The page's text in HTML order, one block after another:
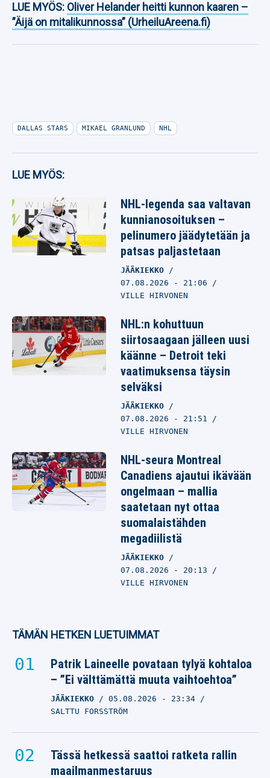
LUE MYÖS: Oliver Helander heitti kunnon kaaren –
”Äijä on mitalikunnossa” (UrheiluAreena.fi)
DALLAS STARS MIKAEL GRANLUND NHL
LUE MYÖS:
NHL-legenda saa valtavan
kunnianosoituksen –
pelinumero jäädytetään ja
patsas paljastetaan
JÄÄKIEKKO
07.08.2026 - 21:06
VILLE HIRVONEN
NHL:n kohuttuun
siirtosaagaan jälleen uusi
käänne – Detroit teki
vaatimuksensa täysin
selväksi
JÄÄKIEKKO
07.08.2026 - 21:51
VILLE HIRVONEN
NHL-seura Montreal
Canadiens ajautui ikävään
ongelmaan – mallia
saatetaan nyt ottaa
suomalaistähden
megadiilistä
JÄÄKIEKKO
07.08.2026 - 20:13
VILLE HIRVONEN
TÄMÄN HETKEN LUETUIMMAT
Patrik Laineelle povataan tylyä kohtaloa
– ”Ei välttämättä muuta vaihtoehtoa”
JÄÄKIEKKO 05.08.2026 - 23:34
SALTTU FORSSTRÖM
Tässä hetkessä saattoi ratketa rallin
maailmanmestaruus